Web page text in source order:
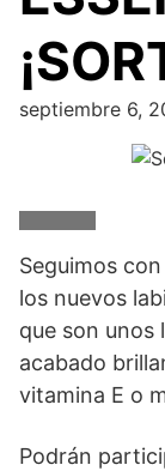
septiembre 6,
Seguimos
los nuevos
que son unos
acabado
vitamina E o
Podrán